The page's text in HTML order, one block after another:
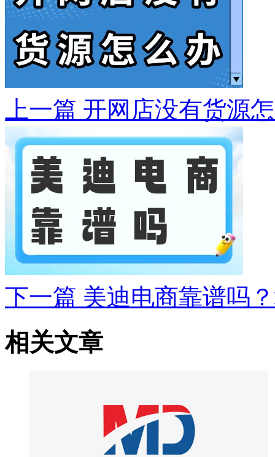
上一篇 开网店没有货源
下一篇 美迪电商靠谱吗
相关文章